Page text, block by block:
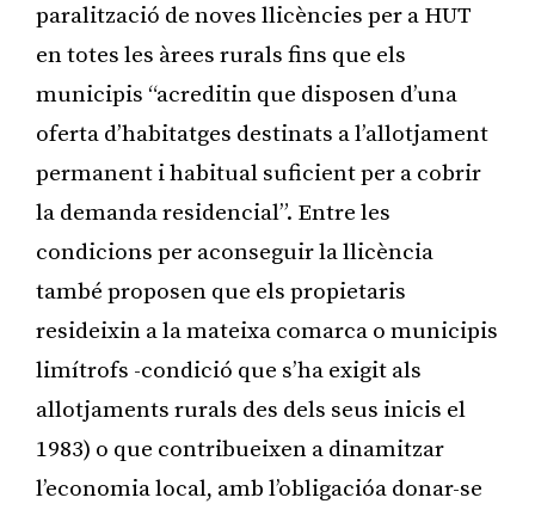
paralització de noves llicències per a HUT
en totes les àrees rurals fins que els
municipis “acreditin que disposen d’una
oferta d’habitatges destinats a l’allotjament
permanent i habitual suficient per a cobrir
la demanda residencial”. Entre les
condicions per aconseguir la llicència
també proposen que els propietaris
resideixin a la mateixa comarca o municipis
limítrofs -condició que s’ha exigit als
allotjaments rurals des dels seus inicis el
1983) o que contribueixen a dinamitzar
l’economia local, amb l’obligacióa donar-se